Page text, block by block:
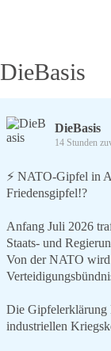
DieBasis
DieBasis
14 Stunden
⚡️ NATO-Gipfel in
Friedensgipfel!?
Anfang Juli 2026
Staats- und
Von der NATO wird
Die Gipfelerklärung
industriellen